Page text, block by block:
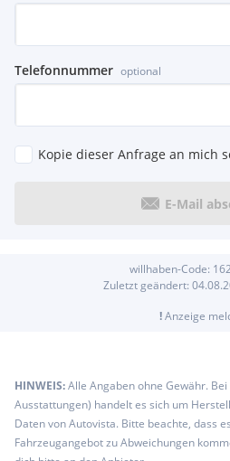
Telefonnummer optional
Kopie dieser Anfrage an mich
E-Mail
willhaben-Code:
Zuletzt geändert:
!Anzeige
HINWEIS:Alle Angaben ohne Gewähr.
Ausstattungen) handelt es sich um
Daten von Autovista. Bitte beachte, dass
Fahrzeugangebot zu Abweichungen